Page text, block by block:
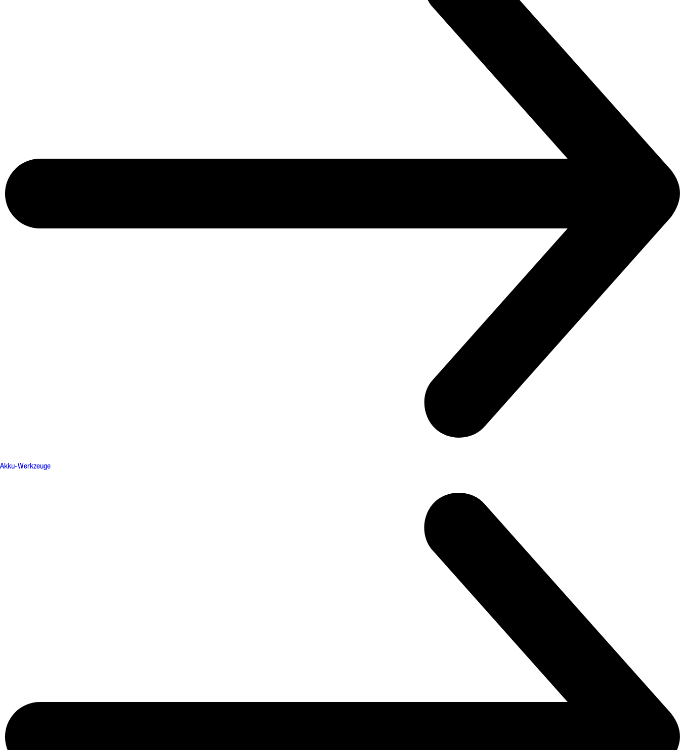
Akku-Werkzeuge